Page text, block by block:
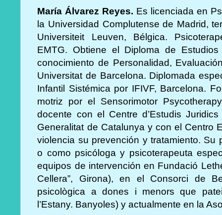
María Álvarez Reyes. Es licenciada en
la Universidad Complutense de Madrid,
Universiteit Leuven, Bélgica.
EMTG. Obtiene el Diploma de
conocimiento de Personalidad,
Universitat de Barcelona. Diplomada
Infantil Sistémica por IFIVF, Barcelona.
motriz por el Sensorimotor
docente con el Centre d’Estudis
Generalitat de Catalunya y con el Centro
violencia su prevención y tratamiento. Su
o como psicóloga y psicoterapeuta
equipos de intervención en Fundació
Cellera”, Girona), en el Consorci de
psicològica a dones i menors que
l’Estany. Banyoles) y actualmente en la